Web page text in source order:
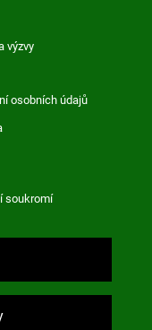
výzvy
osobních údajů
soukromí